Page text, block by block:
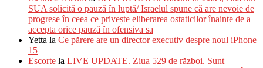
SUA solicită o pauză în luptă/ Israelul spune că are nevoie de
progrese în ceea ce privește eliberarea ostaticilor înainte de a
accepta orice pauză în ofensiva sa
Yetta la Ce părere are un director executiv despre noul iPhone
15
Escorte la LIVE UPDATE. Ziua 529 de război. Sunt